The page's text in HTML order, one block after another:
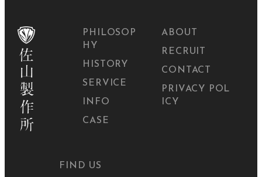
PHILOSOP
HY
HISTORY
SERVICE
INFO
CASE
ABOUT
RECRUIT
CONTACT
PRIVACY POL
ICY
FIND US